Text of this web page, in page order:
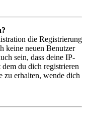
die Registrierung
keine neuen Benutzer
sein, dass deine IP-
du dich registrieren
zu erhalten, wende dich